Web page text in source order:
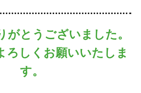
がとうございました。
ろしくお願いいたしま
す。